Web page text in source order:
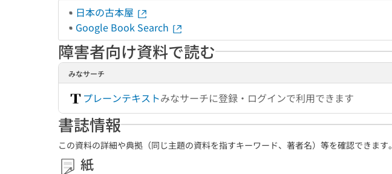
日本の古本屋
Google Book Search
障害者向け資料で読む
みなサーチ
プレーンテキストみなサーチに登録・ログインで利用できます
書誌情報
この資料の詳細や典拠（同じ主題の資料を指すキーワード、著者名）等を確認できます。
紙